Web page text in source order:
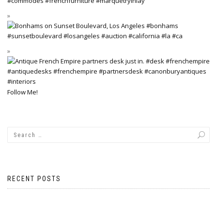
Follow Me!
RECENT POSTS